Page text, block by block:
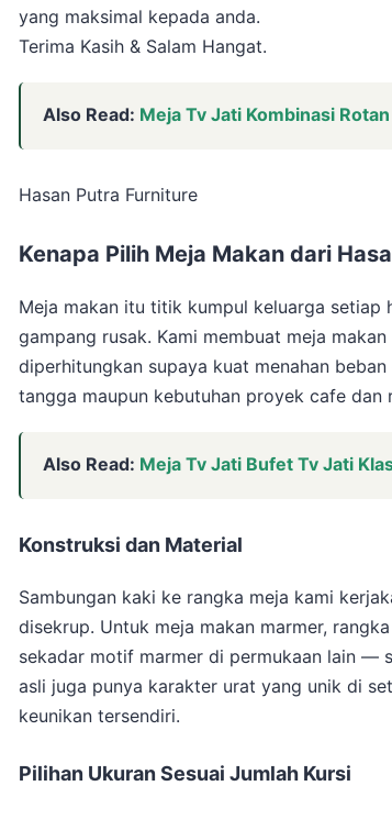
yang maksimal kepada anda.
Terima Kasih & Salam Hangat.
Also Read: Meja Tv Jati Kombinasi
Hasan Putra Furniture
Kenapa Pilih Meja Makan dari
Meja makan itu titik kumpul keluarga
gampang rusak. Kami membuat meja
diperhitungkan supaya kuat menahan
tangga maupun kebutuhan proyek cafe dan
Also Read: Meja Tv Jati Bufet Tv Jati
Konstruksi dan Material
Sambungan kaki ke rangka meja kami
disekrup. Untuk meja makan marmer,
sekadar motif marmer di permukaan lain —
asli juga punya karakter urat yang unik di
keunikan tersendiri.
Pilihan Ukuran Sesuai Jumlah Kursi